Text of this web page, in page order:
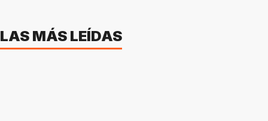
LAS MÁS LEÍDAS